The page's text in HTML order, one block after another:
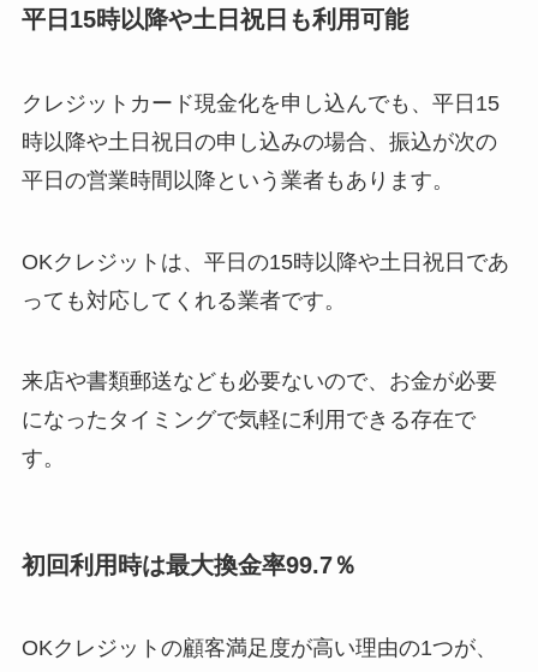
平日15時以降や土日祝日も利用可能
クレジットカード現金化を申し込んでも、平日15
時以降や土日祝日の申し込みの場合、振込が次の
平日の営業時間以降という業者もあります。
OKクレジットは、平日の15時以降や土日祝日であ
っても対応してくれる業者です。
来店や書類郵送なども必要ないので、お金が必要
になったタイミングで気軽に利用できる存在で
す。
初回利用時は最大換金率99.7％
OKクレジットの顧客満足度が高い理由の1つが、